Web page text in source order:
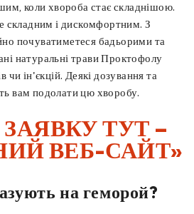
коли хвороба стає складнішою.
складним і дискомфортним. З
почуватиметеся бадьорими та
натуральні трави Проктофолу
чи ін'єкцій. Деякі дозування та
вам подолати цю хворобу.
ТУТ –
ВЕБ-САЙТ»
на геморой?